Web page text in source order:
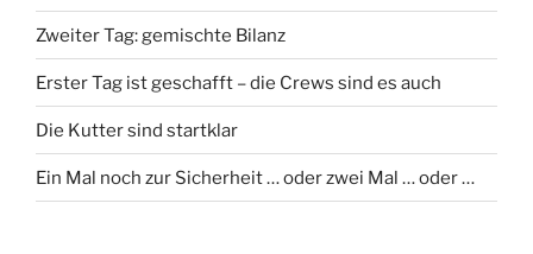
Zweiter Tag: gemischte Bilanz
Erster Tag ist geschafft – die Crews sind es auch
Die Kutter sind startklar
Ein Mal noch zur Sicherheit … oder zwei Mal … oder …